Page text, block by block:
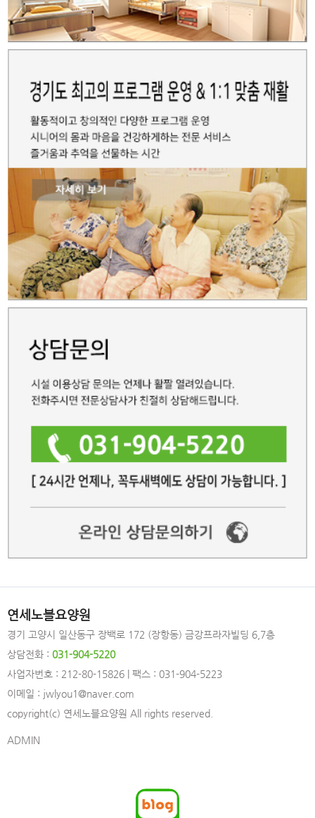
연세노블요양원
경기 고양시 일산동구 장백로 172 (장항동) 금강프라자빌딩 6,7층
상담전화 : 031-904-5220
사업자번호 : 212-80-15826 | 팩스 : 031-904-5223
이메일 : jwlyou1@naver.com
copyright(c) 연세노블요양원 All rights reserved.
ADMIN